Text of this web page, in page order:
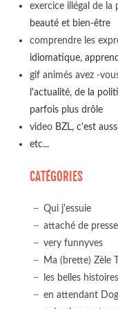
exercice illégal de
beauté et bien-être
comprendre les
idiomatique,
gif animés avez -
l'actualité, de la
parfois plus drôle
videoBZL, c'est
etc...
CATÉGORIES
Qui j'essuie
attaché de
very funnyves
Ma (brette) Zèle
les belles
en attendant